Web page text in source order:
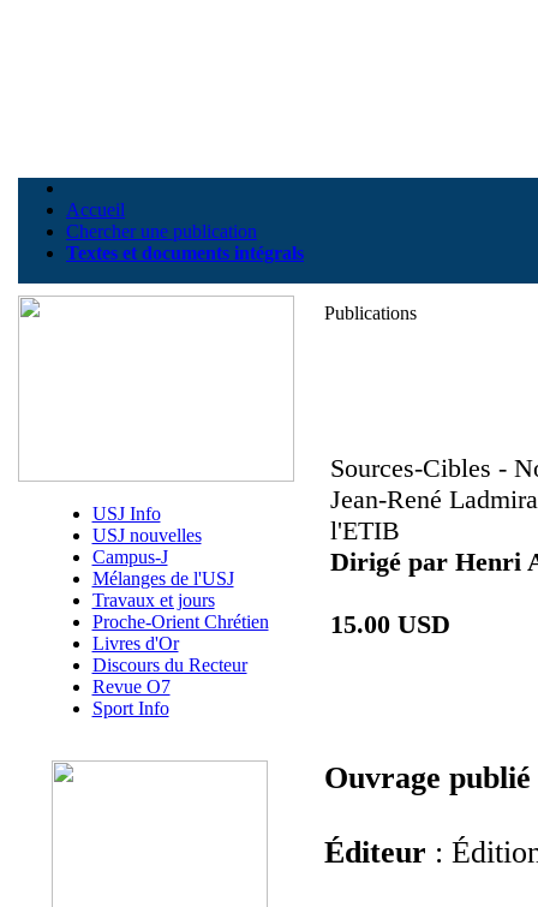
Accueil
Chercher une publication
Textes et documents intégrals
USJ Info
USJ nouvelles
Campus-J
Mélanges de l'USJ
Travaux et jours
Proche-Orient Chrétien
Livres d'Or
Discours du Recteur
Revue O7
Sport Info
Publications
Sources-Cibles -
Jean-René
l'ETIB
Dirigé par Henri
15.00 USD
Ouvrage publié
Éditeur :